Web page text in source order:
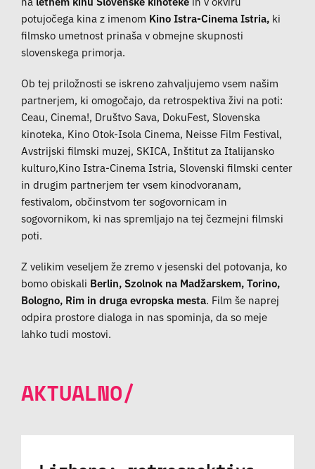
potujočega kina z imenom Kino Istra-Cinema Istria, ki
filmsko umetnost prinaša v obmejne skupnosti
slovenskega primorja.
Ob tej priložnosti se iskreno zahvaljujemo vsem našim
partnerjem, ki omogočajo, da retrospektiva živi na poti:
Ceau, Cinema!, Društvo Sava, DokuFest, Slovenska
kinoteka, Kino Otok-Isola Cinema, Neisse Film Festival,
Avstrijski filmski muzej, SKICA, Inštitut za Italijansko
kulturo,Kino Istra-Cinema Istria, Slovenski filmski center
in drugim partnerjem ter vsem kinodvoranam,
festivalom, občinstvom ter sogovornicam in
sogovornikom, ki nas spremljajo na tej čezmejni filmski
poti.
Z velikim veseljem že zremo v jesenski del potovanja, ko
bomo obiskali Berlin, Szolnok na Madžarskem, Torino,
Bologno, Rim in druga evropska mesta. Film še naprej
odpira prostore dialoga in nas spominja, da so meje
lahko tudi mostovi.
AKTUALNO/